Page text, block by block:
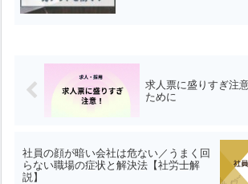
求人票に盛りすぎ注
ために
社員の顔が暗い会社は危ない／うまく回
らない職場の症状と解決法【社労士解
説】